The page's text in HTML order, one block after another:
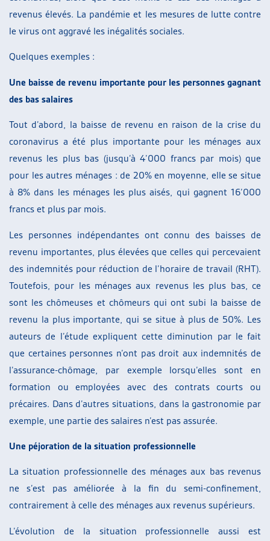
revenus élevés. La pandémie et les mesures de lutte contre
le virus ont aggravé les inégalités sociales.
Quelques exemples :
Une baisse de revenu importante pour les personnes gagnant
des bas salaires
Tout d’abord, la baisse de revenu en raison de la crise du
coronavirus a été plus importante pour les ménages aux
revenus les plus bas (jusqu’à 4’000 francs par mois) que
pour les autres ménages : de 20% en moyenne, elle se situe
à 8% dans les ménages les plus aisés, qui gagnent 16’000
francs et plus par mois.
Les personnes indépendantes ont connu des baisses de
revenu importantes, plus élevées que celles qui percevaient
des indemnités pour réduction de l’horaire de travail (RHT).
Toutefois, pour les ménages aux revenus les plus bas, ce
sont les chômeuses et chômeurs qui ont subi la baisse de
revenu la plus importante, qui se situe à plus de 50%. Les
auteurs de l’étude expliquent cette diminution par le fait
que certaines personnes n’ont pas droit aux indemnités de
l’assurance-chômage, par exemple lorsqu’elles sont en
formation ou employées avec des contrats courts ou
précaires. Dans d’autres situations, dans la gastronomie par
exemple, une partie des salaires n’est pas assurée.
Une péjoration de la situation professionnelle
La situation professionnelle des ménages aux bas revenus
ne s’est pas améliorée à la fin du semi-confinement,
contrairement à celle des ménages aux revenus supérieurs.
L’évolution de la situation professionnelle aussi est